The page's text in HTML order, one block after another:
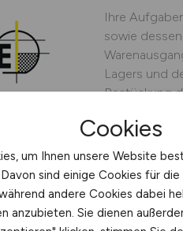
Ihre
sowie
Lagers und
Bestückung
ACE
heute
Cookies
um Ihnen unsere Website
sind einige Cookies für
andere Cookies dabei
anzubieten. Sie dienen